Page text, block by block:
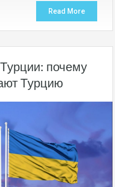
Read More
почему
Турцию